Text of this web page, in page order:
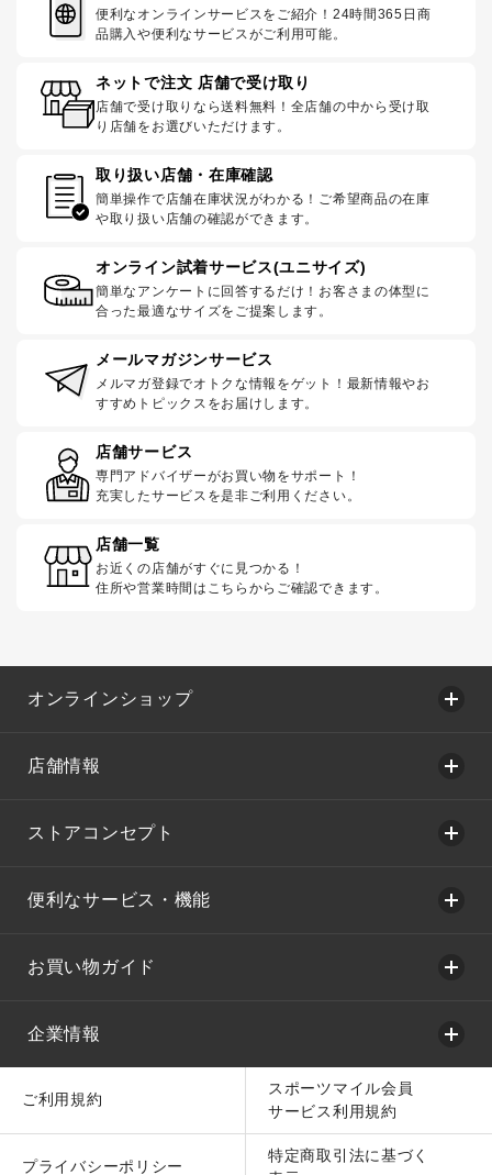
便利なオンラインサービスをご紹介！24時間365日商
品購入や便利なサービスがご利用可能。
ネットで注文 店舗で受け取り
店舗で受け取りなら送料無料！全店舗の中から受け取
り店舗をお選びいただけます。
取り扱い店舗・在庫確認
簡単操作で店舗在庫状況がわかる！ご希望商品の在庫
や取り扱い店舗の確認ができます。
オンライン試着サービス(ユニサイズ)
簡単なアンケートに回答するだけ！お客さまの体型に
合った最適なサイズをご提案します。
メールマガジンサービス
メルマガ登録でオトクな情報をゲット！最新情報やお
すすめトピックスをお届けします。
店舗サービス
専門アドバイザーがお買い物をサポート！
充実したサービスを是非ご利用ください。
店舗一覧
お近くの店舗がすぐに見つかる！
住所や営業時間はこちらからご確認できます。
オンラインショップ
店舗情報
ストアコンセプト
便利なサービス・機能
お買い物ガイド
企業情報
ご利用規約
スポーツマイル会員
サービス利用規約
プライバシーポリシー
特定商取引法に基づく